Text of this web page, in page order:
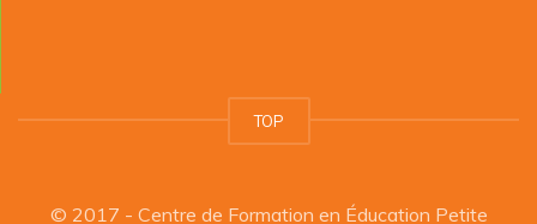
TOP
© 2017 - Centre de Formation en Éducation Petite